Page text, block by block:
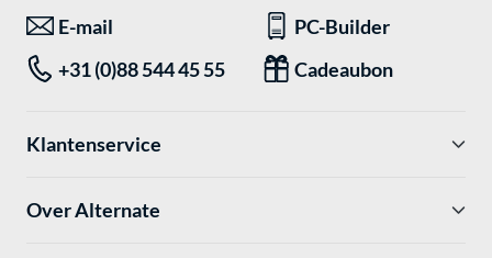
E-mail
PC-Builder
+31 (0)88 544 45 55
Cadeaubon
Klantenservice
Over Alternate